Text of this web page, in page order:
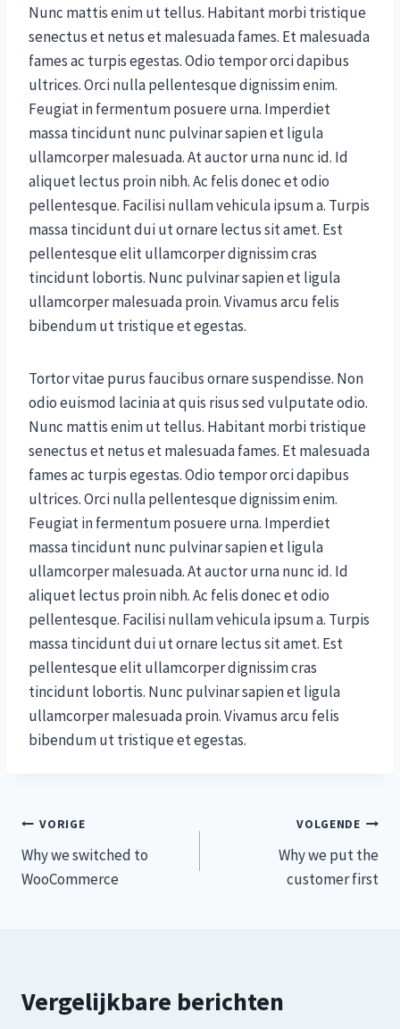
Nunc mattis enim ut tellus. Habitant morbi tristique
senectus et netus et malesuada fames. Et malesuada
fames ac turpis egestas. Odio tempor orci dapibus
ultrices. Orci nulla pellentesque dignissim enim.
Feugiat in fermentum posuere urna. Imperdiet
massa tincidunt nunc pulvinar sapien et ligula
ullamcorper malesuada. At auctor urna nunc id. Id
aliquet lectus proin nibh. Ac felis donec et odio
pellentesque. Facilisi nullam vehicula ipsum a. Turpis
massa tincidunt dui ut ornare lectus sit amet. Est
pellentesque elit ullamcorper dignissim cras
tincidunt lobortis. Nunc pulvinar sapien et ligula
ullamcorper malesuada proin. Vivamus arcu felis
bibendum ut tristique et egestas.
Tortor vitae purus faucibus ornare suspendisse. Non
odio euismod lacinia at quis risus sed vulputate odio.
Nunc mattis enim ut tellus. Habitant morbi tristique
senectus et netus et malesuada fames. Et malesuada
fames ac turpis egestas. Odio tempor orci dapibus
ultrices. Orci nulla pellentesque dignissim enim.
Feugiat in fermentum posuere urna. Imperdiet
massa tincidunt nunc pulvinar sapien et ligula
ullamcorper malesuada. At auctor urna nunc id. Id
aliquet lectus proin nibh. Ac felis donec et odio
pellentesque. Facilisi nullam vehicula ipsum a. Turpis
massa tincidunt dui ut ornare lectus sit amet. Est
pellentesque elit ullamcorper dignissim cras
tincidunt lobortis. Nunc pulvinar sapien et ligula
ullamcorper malesuada proin. Vivamus arcu felis
bibendum ut tristique et egestas.
Bericht
navigatie
VORIGE
Why we switched to
WooCommerce
VOLGENDE
Why we put the
customer first
Vergelijkbare berichten